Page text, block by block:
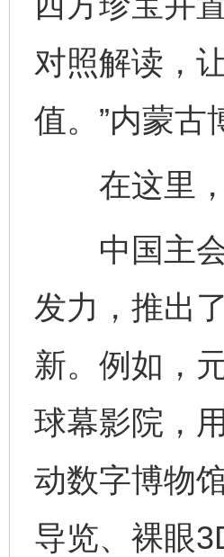
对照解读，
值。”内蒙古
在这里，
中国主会
发力，推出
新。例如，
球幕影院，
动数字博物
导览、裸眼